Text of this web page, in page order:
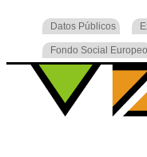
Datos Públicos
Fondo Social Europeo